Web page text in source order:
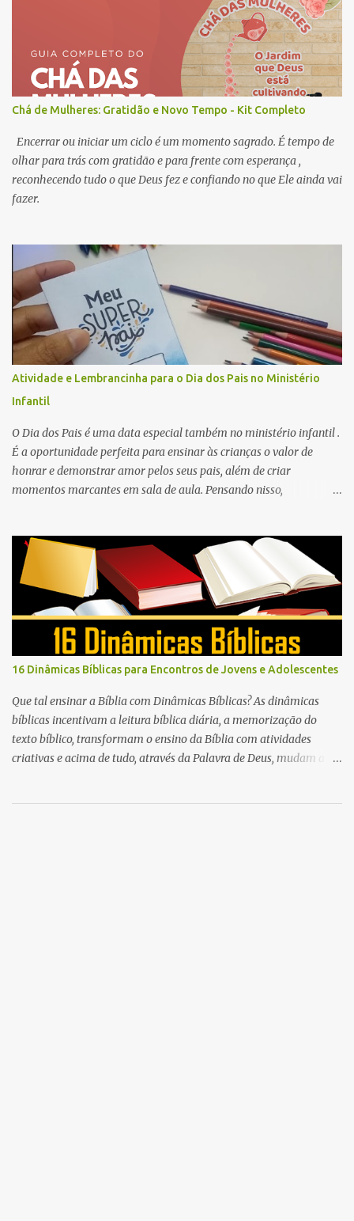
Chá de Mulheres: Gratidão e Novo Tempo - Kit Completo
Encerrar ou iniciar um ciclo é um momento sagrado. É tempo de
olhar para trás com gratidão e para frente com esperança ,
reconhecendo tudo o que Deus fez e confiando no que Ele ainda vai
fazer.
Atividade e Lembrancinha para o Dia dos Pais no Ministério
Infantil
O Dia dos Pais é uma data especial também no ministério infantil .
É a oportunidade perfeita para ensinar às crianças o valor de
honrar e demonstrar amor pelos seus pais, além de criar
momentos marcantes em sala de aula. Pensando nisso,
este dia: o mini livro “Meu Super Pai” .
16 Dinâmicas Bíblicas para Encontros de Jovens e Adolescentes
Que tal ensinar a Bíblia com Dinâmicas Bíblicas? As dinâmicas
bíblicas incentivam a leitura bíblica diária, a memorização do
texto bíblico, transformam o ensino da Bíblia com atividades
criativas e acima de tudo, através da Palavra de Deus, mudam a